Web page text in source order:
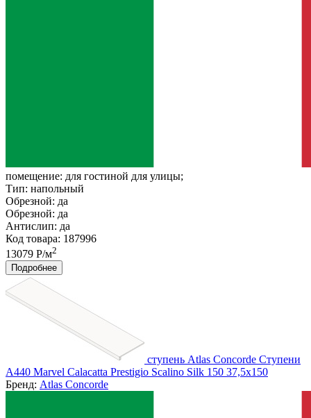
помещение: для гостиной для улицы;
Тип: напольный
Обрезной: да
Обрезной: да
Антислип: да
Код товара: 187996
13079 Р/м2
Подробнее
ступень Atlas Concorde Ступени
A440 Marvel Calacatta Prestigio Scalino Silk 150 37,5x150
Бренд: Atlas Concorde